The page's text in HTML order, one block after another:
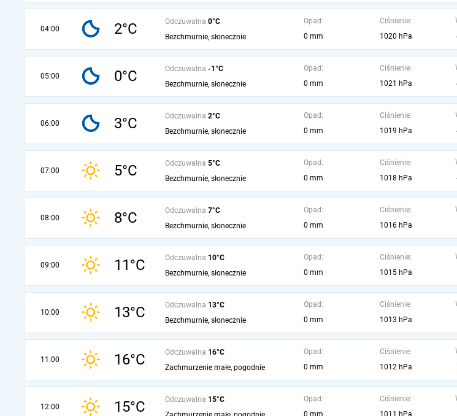
04:00 2°C Odczuwalna 0°C
Bezchmurnie, słonecznie
Opad:
0 mm
Ciśnienie:
1020 hPa
05:00 0°C Odczuwalna -1°C
Bezchmurnie, słonecznie
Opad:
0 mm
Ciśnienie:
1021 hPa
06:00 3°C Odczuwalna 2°C
Bezchmurnie, słonecznie
Opad:
0 mm
Ciśnienie:
1019 hPa
07:00 5°C Odczuwalna 5°C
Bezchmurnie, słonecznie
Opad:
0 mm
Ciśnienie:
1018 hPa
08:00 8°C Odczuwalna 7°C
Bezchmurnie, słonecznie
Opad:
0 mm
Ciśnienie:
1016 hPa
09:00 11°C Odczuwalna 10°C
Bezchmurnie, słonecznie
Opad:
0 mm
Ciśnienie:
1015 hPa
10:00 13°C Odczuwalna 13°C
Bezchmurnie, słonecznie
Opad:
0 mm
Ciśnienie:
1013 hPa
11:00 16°C Odczuwalna 16°C
Zachmurzenie małe, pogodnie
Opad:
0 mm
Ciśnienie:
1012 hPa
12:00 15°C Odczuwalna 15°C
Opad:
0 mm
Ciśnienie:
1011 hPa